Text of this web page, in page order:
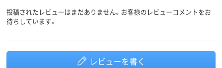
投稿されたレビューはまだありません。お客様のレビューコメントをお
待ちしています。
レビューを書く